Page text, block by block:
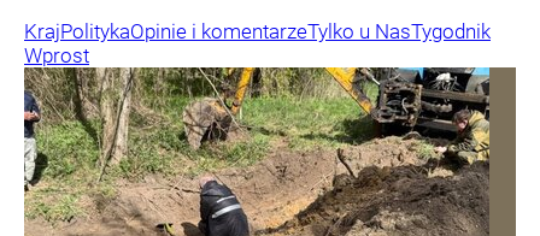
KrajPolitykaOpinie i komentarzeTylko u NasTygodnik
Wprost